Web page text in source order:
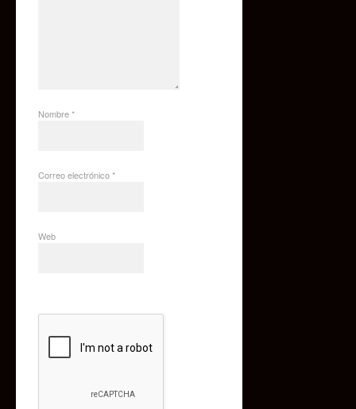
Nombre*
Correo electrónico*
Web